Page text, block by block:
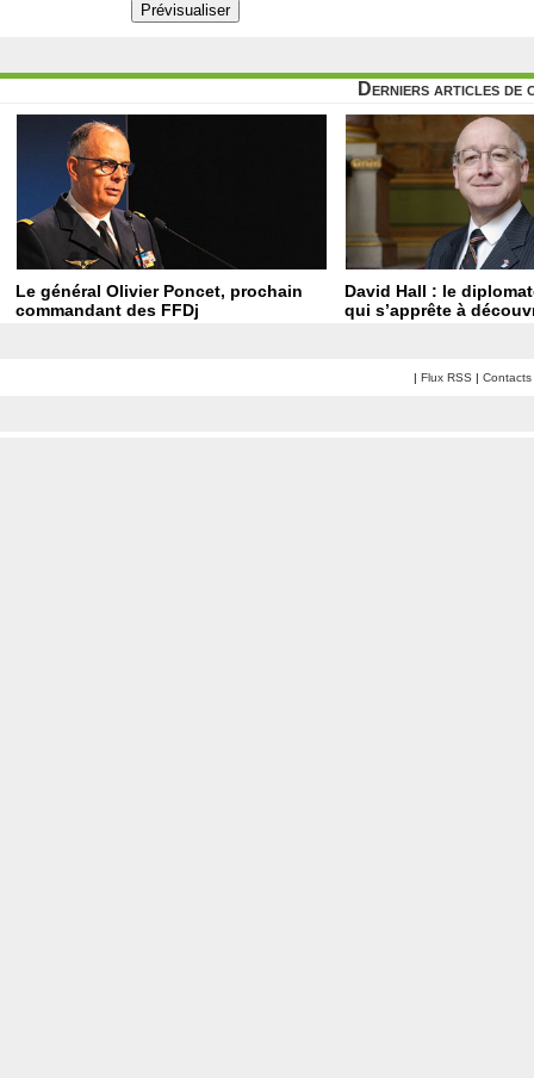
Derniers articles de
Le général Olivier Poncet, prochain
commandant des FFDj
David Hall : le
qui s’apprête à
| Flux RSS | Contacts